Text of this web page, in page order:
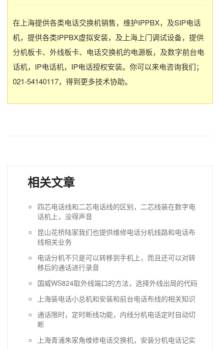
在上海提供各类电话交换机销售，维护IPPBX，及SIP电话
机，提供各类IPPBX虚拟安装，及上海上门调试设备，提供
分机板卡、外线板卡、电话交换机的电源板，及数字前台电
话机，IP电话机，IP电话授权安装。你可以来电咨询我们；
021-54140117，得到更多技术协助。
相关文章
四芯电话线和二芯电话线的区别，二芯线装在数字电
话机上，没得声音
昆山花桥陆家我们也提供维修电话分机线路和电话布
线相关业务
电话分机不只是可以转移到手机上，而且还可以对转
移后的通话进行录音
国威WS824取外线端口的方法，选择外线出局的代码
上海装电话小总机和安装和前台电话布线的相关知识
通话限时，定时断线功能，内线分机电话定时自动切
断
上海青浦朱家角维修电话交换机，安装分机电话记实